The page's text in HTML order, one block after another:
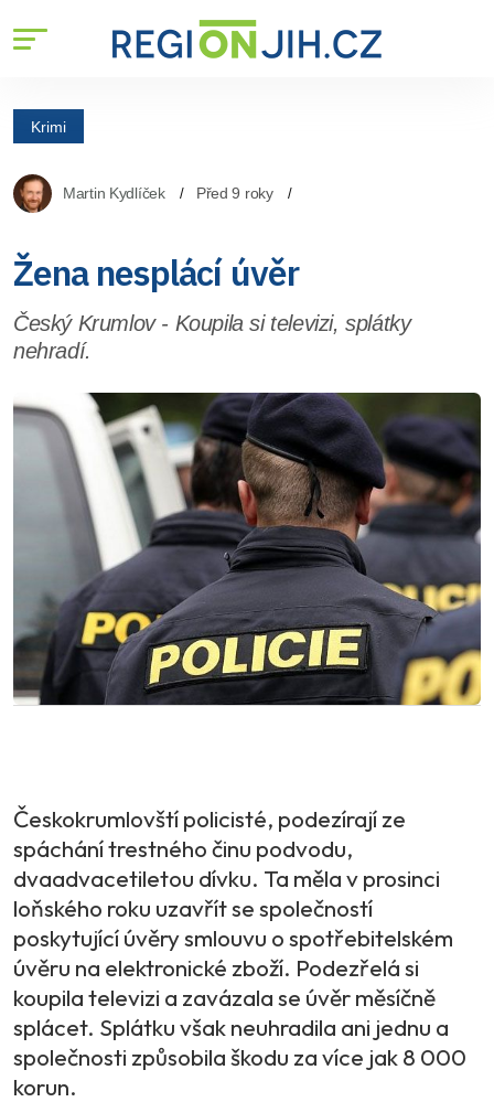
Krimi
Martin Kydlíček Před 9 roky
Žena nesplácí úvěr
Český Krumlov - Koupila si televizi, splátky
nehradí.
Českokrumlovští policisté, podezírají ze
spáchání trestného činu podvodu,
dvaadvacetiletou dívku. Ta měla v prosinci
loňského roku uzavřít se společností
poskytující úvěry smlouvu o spotřebitelském
úvěru na elektronické zboží. Podezřelá si
koupila televizi a zavázala se úvěr měsíčně
splácet. Splátku však neuhradila ani jednu a
společnosti způsobila škodu za více jak 8 000
korun.